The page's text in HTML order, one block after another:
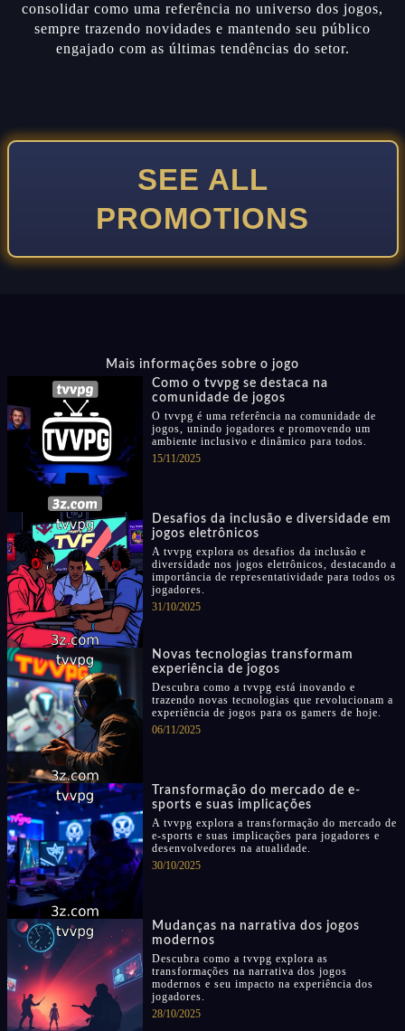
consolidar como uma referência no universo dos jogos,
sempre trazendo novidades e mantendo seu público
engajado com as últimas tendências do setor.
SEE ALL
PROMOTIONS
Mais informações sobre o jogo
Como o tvvpg se destaca na
comunidade de jogos
O tvvpg é uma referência na comunidade de
jogos, unindo jogadores e promovendo um
ambiente inclusivo e dinâmico para todos.
15/11/2025
Desafios da inclusão e diversidade em
jogos eletrônicos
A tvvpg explora os desafios da inclusão e
diversidade nos jogos eletrônicos, destacando a
importância de representatividade para todos os
jogadores.
31/10/2025
Novas tecnologias transformam
experiência de jogos
Descubra como a tvvpg está inovando e
trazendo novas tecnologias que revolucionam a
experiência de jogos para os gamers de hoje.
06/11/2025
Transformação do mercado de e-
sports e suas implicações
A tvvpg explora a transformação do mercado de
e-sports e suas implicações para jogadores e
desenvolvedores na atualidade.
30/10/2025
Mudanças na narrativa dos jogos
modernos
Descubra como a tvvpg explora as
transformações na narrativa dos jogos
modernos e seu impacto na experiência dos
jogadores.
28/10/2025